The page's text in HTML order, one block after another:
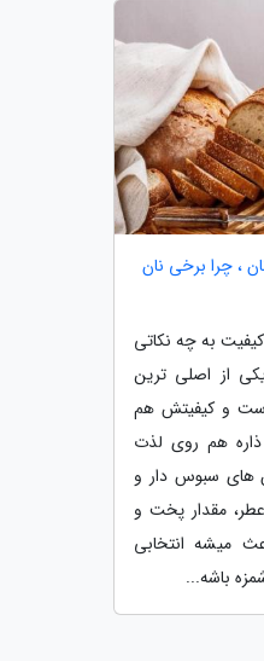
، چرا برخی نان
به چه نکاتی
از اصلی ترین
و کیفیتش هم
هم روی لذت
های سبوس دار و
مقدار پخت و
میشه انتخابی
باشه...